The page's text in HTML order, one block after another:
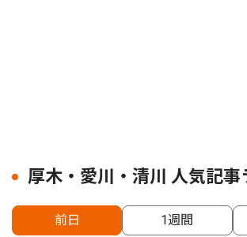
厚木・愛川・清川 人気記事
前日 1週間